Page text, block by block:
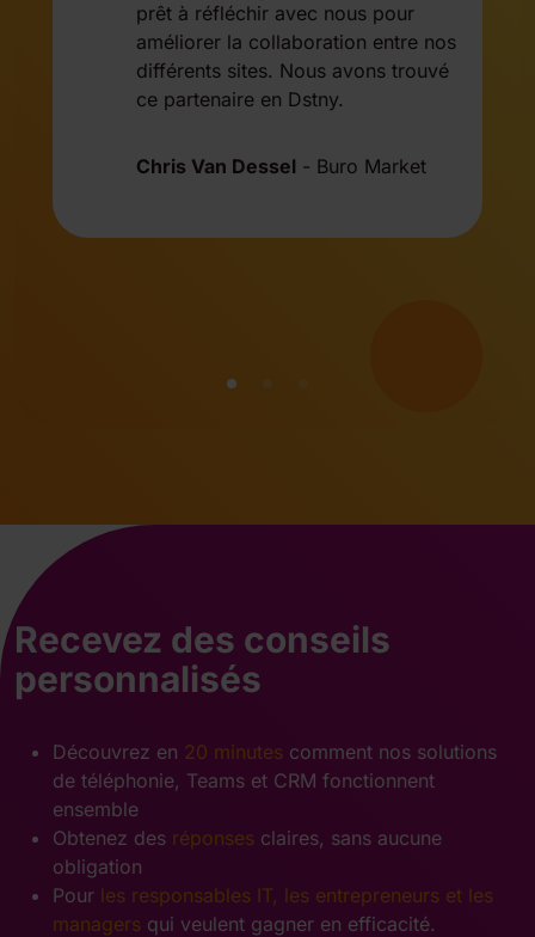
prêt à réfléchir avec nous pour
améliorer la collaboration entre nos
différents sites. Nous avons trouvé
ce partenaire en Dstny.
Chris Van Dessel - Buro Market
Recevez des conseils
personnalisés
Découvrez en 20 minutes comment nos solutions
de téléphonie, Teams et CRM fonctionnent
ensemble
Obtenez des réponses claires, sans aucune
obligation
Pour les responsables IT, les entrepreneurs et les
managers qui veulent gagner en efficacité.